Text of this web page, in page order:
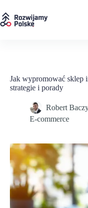
do
treści
Jak wypromować sklep
strategie i porady
Robert
E-commerce